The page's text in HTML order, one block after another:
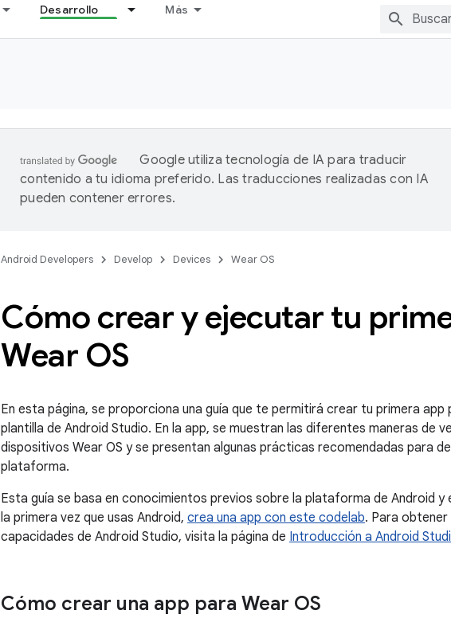
Desarrollo Más
Google utiliza tecnología de IA para traducir
contenido a tu idioma preferido. Las traducciones realizadas con IA
pueden contener errores.
Android Developers Develop Devices Wear OS
Cómo crear y ejecutar tu
Wear OS
En esta página, se proporciona una guía que te permitirá crear tu primera app
plantilla de Android Studio. En la app, se muestran las diferentes maneras de
dispositivos Wear OS y se presentan algunas prácticas recomendadas para
plataforma.
Esta guía se basa en conocimientos previos sobre la plataforma de Android y
la primera vez que usas Android, crea una app con este codelab. Para
capacidades de Android Studio, visita la página de Introducción a Android
Cómo crear una app para Wear OS